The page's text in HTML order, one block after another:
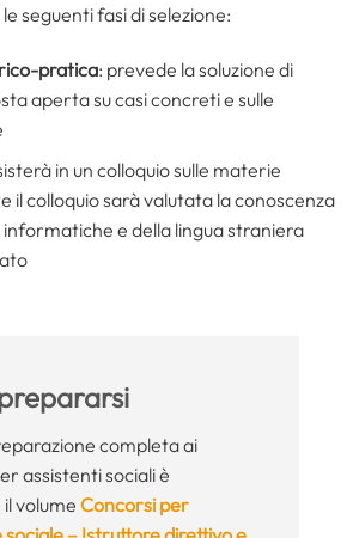
seguenti fasi di selezione:
pratica: prevede la soluzione di
aperta su casi concreti e sulle
in un colloquio sulle materie
il colloquio sarà valutata la conoscenza
informatiche e della lingua straniera
completa ai
assistenti sociali è
volume Concorsi per